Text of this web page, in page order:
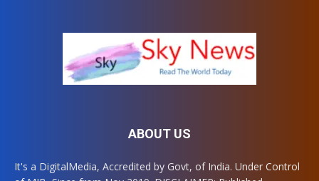
ABOUT US
It's a DigitalMedia, Accredited by Govt, of India. Under Control